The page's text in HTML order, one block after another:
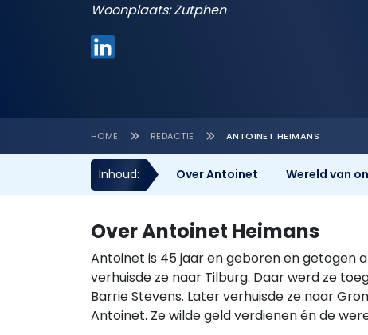
Woonplaats: Zutphen
HOME REDACTIE ANTOINET HEIMANS
Inhoud: Over Antoinet Wereld van
Over Antoinet Heimans
Antoinet is 45 jaar en geboren en getogen
verhuisde ze naar Tilburg. Daar werd ze
Barrie Stevens. Later verhuisde ze naar
Antoinet. Ze wilde geld verdienen én de